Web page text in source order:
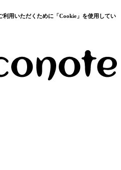
利用いただくために「Cookie」を使用してい